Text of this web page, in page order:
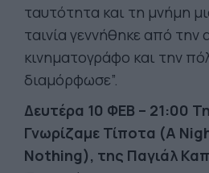
ταυτότητα και τη μνήμη
ταινία γεννήθηκε από την
κινηματογράφο και την
διαμόρφωσε”.
Δευτέρα 10 ΦΕΒ – 21:00
Γνωρίζαμε Τίποτα (A
Nothing), της Παγιάλ